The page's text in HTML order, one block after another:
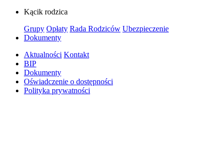
Kącik rodzica
Grupy Opłaty Rada Rodziców Ubezpieczenie
Dokumenty
Aktualności Kontakt
BIP
Dokumenty
Oświadczenie o dostępności
Polityka prywatności